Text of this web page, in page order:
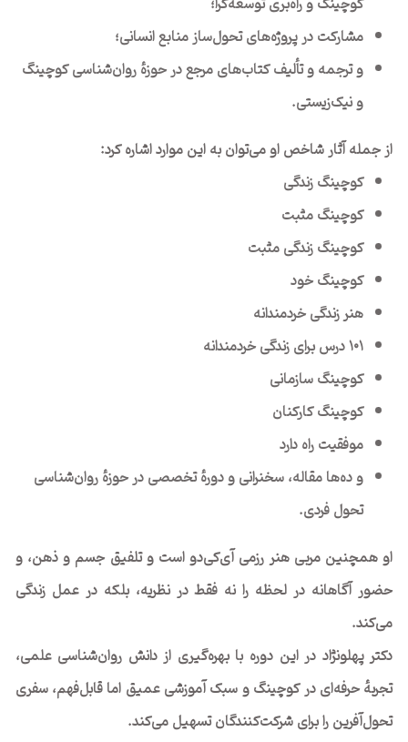
مشارکت در پروژه‌های تحول‌ساز منابع انسانی؛
و ترجمه و تألیف کتاب‌های مرجع در حوزهٔ روان‌شناسی کوچینگ
و نیک‌زیستی.
از جمله آثار شاخص او می‌توان به این موارد اشاره کرد:
کوچینگ زندگی
کوچینگ مثبت
کوچینگ زندگی مثبت
کوچینگ خود
هنر زندگی خردمندانه
۱۰۱ درس برای زندگی خردمندانه
کوچینگ سازمانی
کوچینگ کارکنان
موفقیت راه دارد
و ده‌ها مقاله، سخنرانی و دورهٔ تخصصی در حوزهٔ روان‌شناسی
تحول فردی.
او همچنین مربی هنر رزمی آی‌کی‌دو است و تلفیق جسم و ذهن، و
حضور آگاهانه در لحظه را نه فقط در نظریه، بلکه در عمل زندگی
می‌کند.
دکتر پهلونژاد در این دوره با بهره‌گیری از دانش روان‌شناسی علمی،
تجربهٔ حرفه‌ای در کوچینگ و سبک آموزشی عمیق اما قابل‌فهم، سفری
تحول‌آفرین را برای شرکت‌کنندگان تسهیل می‌کند.